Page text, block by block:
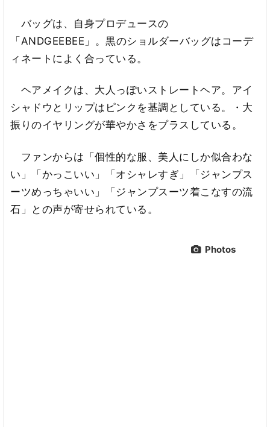
バッグは、自身プロデュースの
「ANDGEEBEE」。黒のショルダーバッグはコーデ
ィネートによく合っている。
ヘアメイクは、大人っぽいストレートヘア。アイ
シャドウとリップはピンクを基調としている。・大
振りのイヤリングが華やかさをプラスしている。
ファンからは「個性的な服、美人にしか似合わな
い」「かっこいい」「オシャレすぎ」「ジャンプス
ーツめっちゃいい」「ジャンプスーツ着こなすの流
石」との声が寄せられている。
Photos